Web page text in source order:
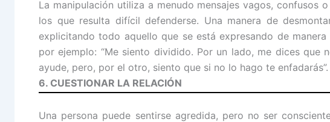
La manipulación utiliza a menudo mensajes vagos, confusos
los que resulta difícil defenderse. Una manera de
explicitando todo aquello que se está expresando de manera
por ejemplo: “Me siento dividido. Por un lado, me dices que
ayude, pero, por el otro, siento que si no lo hago te enfadarás”.
6. CUESTIONAR LA RELACIÓN
Una persona puede sentirse agredida, pero no ser